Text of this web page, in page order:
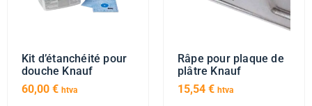
Kit d’étanchéité pour
douche Knauf
60,00 € htva
Râpe pour plaque de
plâtre Knauf
15,54 € htva